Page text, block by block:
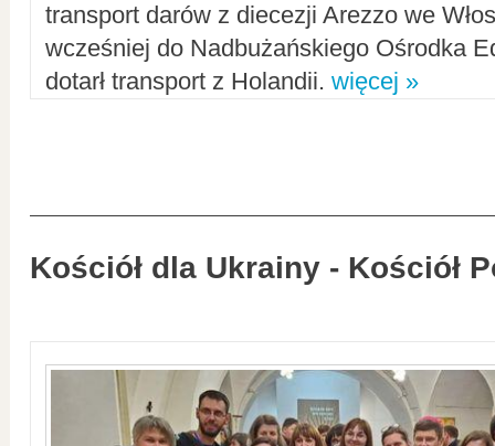
transport darów z diecezji Arezzo we
wcześniej do Nadbużańskiego Ośrodka
dotarł transport z Holandii. więcej »
Kościół dla Ukrainy - Kościół